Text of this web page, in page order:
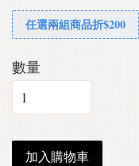
任選兩組商品折$200
數量
加入購物車